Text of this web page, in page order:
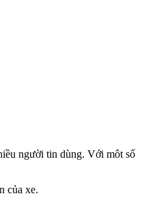
người tin dùng. Với môt số
của xe.